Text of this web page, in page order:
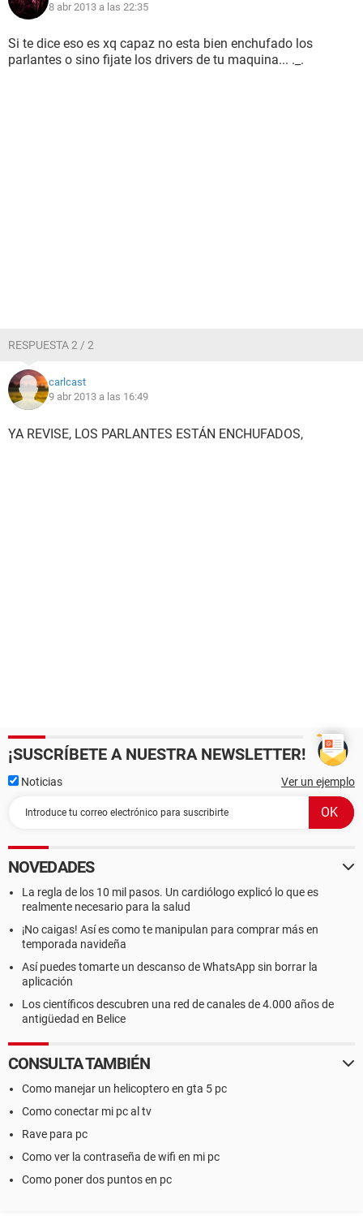
8 abr 2013 a las 22:35
Si te dice eso es xq capaz no esta bien enchufado los
parlantes o sino fijate los drivers de tu maquina... ._.
RESPUESTA 2 / 2
carlcast
9 abr 2013 a las 16:49
YA REVISE, LOS PARLANTES ESTÁN ENCHUFADOS,
¡SUSCRÍBETE A NUESTRA NEWSLETTER!
Noticias Ver un ejemplo
NOVEDADES
La regla de los 10 mil pasos. Un cardiólogo explicó lo que es
realmente necesario para la salud
¡No caigas! Así es como te manipulan para comprar más en
temporada navideña
Así puedes tomarte un descanso de WhatsApp sin borrar la
aplicación
Los científicos descubren una red de canales de 4.000 años de
antigüedad en Belice
CONSULTA TAMBIÉN
Como manejar un helicoptero en gta 5 pc
Como conectar mi pc al tv
Rave para pc
Como ver la contraseña de wifi en mi pc
Como poner dos puntos en pc